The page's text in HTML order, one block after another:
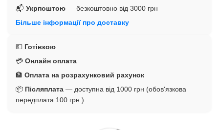
📬 Укрпоштою — безкоштовно від 3000 грн
Більше інформації про доставку
💵 Готівкою
💳 Онлайн оплата
🏦 Оплата на розрахунковий рахунок
📦 Післяплата — доступна від 1000 грн (обов'язкова
передплата 100 грн.)